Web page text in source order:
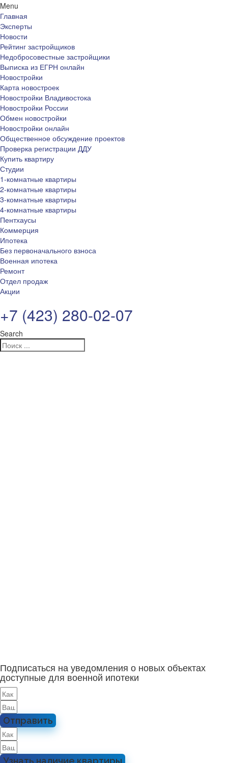
Menu
Главная
Эксперты
Новости
Рейтинг застройщиков
Недобросовестные застройщики
Выписка из ЕГРН онлайн
Новостройки
Карта новостроек
Новостройки Владивостока
Новостройки России
Обмен новостройки
Новостройки онлайн
Общественное обсуждение проектов
Проверка регистрации ДДУ
Купить квартиру
Студии
1-комнатные квартиры
2-комнатные квартиры
3-комнатные квартиры
4-комнатные квартиры
Пентхаусы
Коммерция
Ипотека
Без первоначального взноса
Военная ипотека
Ремонт
Отдел продаж
Акции
+7 (423) 280-02-07
Search
Подписаться на уведомления о новых объектах
доступные для военной ипотеки
Отправить
Узнать наличие квартиры